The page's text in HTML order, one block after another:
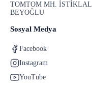
TOMTOM MH. İSTİKLAL
BEYOĞLU
Sosyal Medya
Facebook
Instagram
YouTube